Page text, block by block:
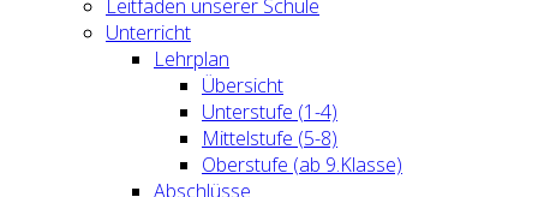
Leitfäden unserer Schule
Unterricht
Lehrplan
Übersicht
Unterstufe (1-4)
Mittelstufe (5-8)
Oberstufe (ab 9.Klasse)
Abschlüsse